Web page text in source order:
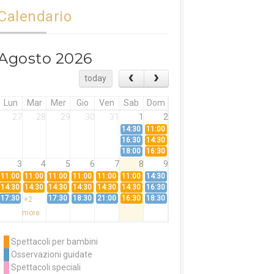
2026
today
Lun Mar Mer Gio Ven Sab
Dom
27
28 29 30 31 1 2
14:30
11:00
16:30
14:30
18:00
16:30
3 4 5 6 7 8 9
11:00 11:00 11:00 11:00 11:00 11:00
14:30
14:30 14:30 14:30 14:30 14:30 14:30
16:30
17:30 +2
more
17:30 18:30 21:00 16:30 18:30
11:00
14:30
+3
Spettacoli per bambini
Osservazioni guidate
Spettacoli speciali